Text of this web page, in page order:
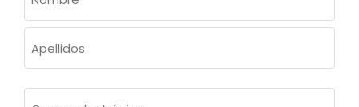
(OBLIGATORIO)
Nombre